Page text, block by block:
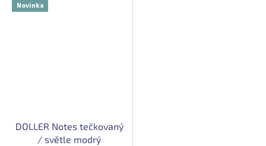
Novinka
DOLLER Notes tečkovaný
/ světle modrý